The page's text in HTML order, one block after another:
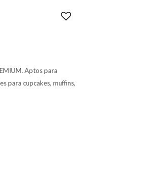
Aptos para
para cupcakes, muffins,